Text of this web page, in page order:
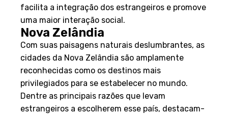
facilita a integração dos estrangeiros e promove
uma maior interação social.
Nova Zelândia
Com suas paisagens naturais deslumbrantes, as
cidades da Nova Zelândia são amplamente
reconhecidas como os destinos mais
privilegiados para se estabelecer no mundo.
Dentre as principais razões que levam
estrangeiros a escolherem esse país, destacam-